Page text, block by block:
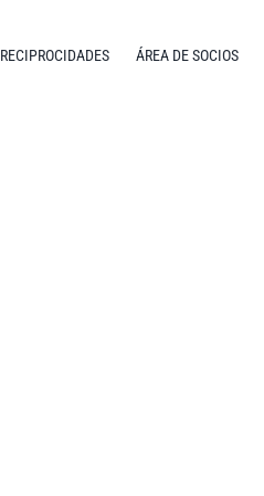
RECIPROCIDADES ÁREA DE SOCIOS